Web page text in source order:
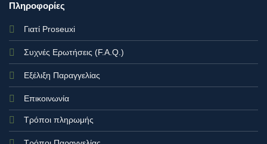
Πληροφορίες
Γιατί Proseuxi
Συχνές Ερωτήσεις (F.A.Q.)
Εξέλιξη Παραγγελίας
Επικοινωνία
Τρόποι πληρωμής